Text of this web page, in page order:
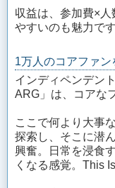
収益は、参加費×人
やすいのも魅力です
1万人のコアファン
インディペンデン
ARG」は、コアな
ここで何より大事
探索し、そこに潜
興奮。日常を浸食
くなる感覚。This